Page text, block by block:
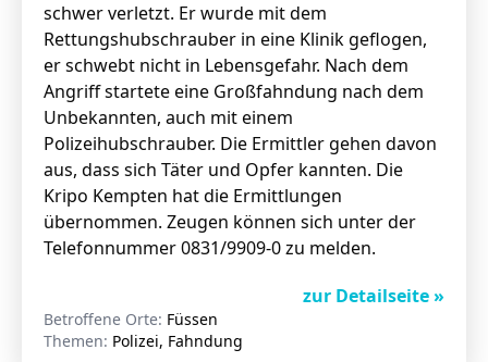
schwer verletzt. Er wurde mit dem
Rettungshubschrauber in eine Klinik geflogen,
er schwebt nicht in Lebensgefahr. Nach dem
Angriff startete eine Großfahndung nach dem
Unbekannten, auch mit einem
Polizeihubschrauber. Die Ermittler gehen davon
aus, dass sich Täter und Opfer kannten. Die
Kripo Kempten hat die Ermittlungen
übernommen. Zeugen können sich unter der
Telefonnummer 0831/9909-0 zu melden.
zur Detailseite »
Betroffene Orte: Füssen
Themen: Polizei, Fahndung